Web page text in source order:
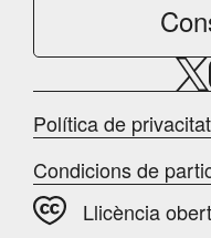
Política de
Condicions de
Llicència